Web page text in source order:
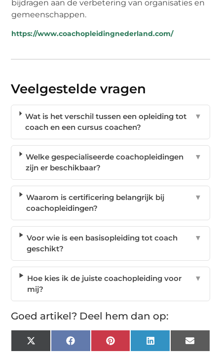
bijdragen aan de verbetering van organisaties en
gemeenschappen.
https://www.coachopleidingnederland.com/
Veelgestelde vragen
Wat is het verschil tussen een opleiding tot
coach en een cursus coachen?
▼
Welke gespecialiseerde coachopleidingen
zijn er beschikbaar?
▼
Waarom is certificering belangrijk bij
coachopleidingen?
▼
Voor wie is een basisopleiding tot coach
geschikt?
▼
Hoe kies ik de juiste coachopleiding voor
mij?
▼
Goed artikel? Deel hem dan op:
X
(Twitter)
Facebook Pinterest LinkedIn Email